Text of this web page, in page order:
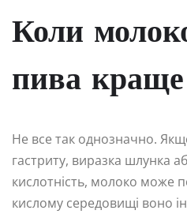
Коли
пива
Не все так однозначно.
гастриту, виразка шлунка
кислотність, молоко може
кислому середовищі воно